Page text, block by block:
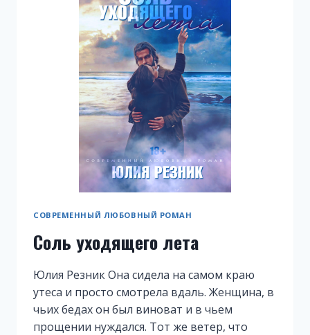
СОВРЕМЕННЫЙ ЛЮБОВНЫЙ РОМАН
Соль уходящего лета
Юлия Резник Она сидела на самом краю
утеса и просто смотрела вдаль. Женщина, в
чьих бедах он был виноват и в чьем
прощении нуждался. Тот же ветер, что